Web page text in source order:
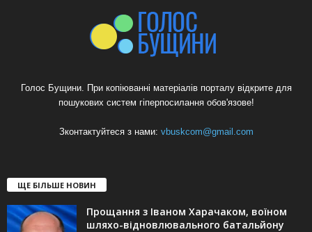
Голос Бущини. При копіюванні матеріалів порталу відкрите для
пошукових систем гіперпосилання обов'язове!
Зконтактуйтеся з нами: vbuskcom@gmail.com
ЩЕ БІЛЬШЕ НОВИН
Прощання з Іваном Харачаком, воїном
шляхо-відновлювального батальйону